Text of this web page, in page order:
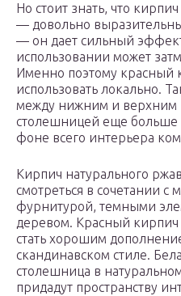
Но стоит знать, что
— довольно
— он дает сильный
использовании может
Именно поэтому красный
использовать локально.
между нижним и
столешницей еще больше
фоне всего интерьера
Кирпич натурального
смотреться в сочетании с
фурнитурой, темными
деревом. Красный
стать хорошим
скандинавском стиле.
столешница в
придадут пространству